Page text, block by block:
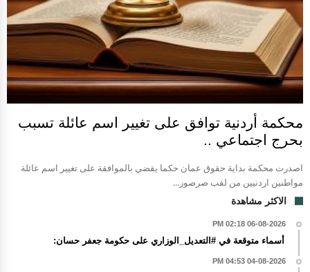
محكمة أردنية توافق على تغيير اسم عائلة تسبب
بحرج اجتماعي ..
اصدرت محكمة بداية حقوق عمان حكما يقضي بالموافقة على تغيير اسم عائلة
مواطنين اردنيين من لقب صرصور...
الاكثر مشاهدة
06-08-2026 02:18 PM
أسماء متوقعة في #التعديل_الوزاري على حكومة جعفر حسان:
04-08-2026 04:53 PM